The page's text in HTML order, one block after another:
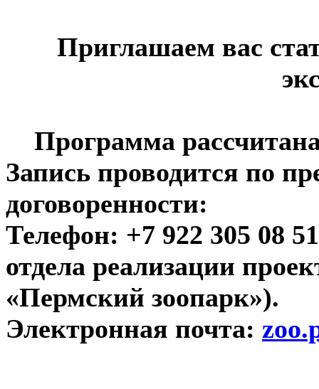
Приглашаем вас
Программа
Запись проводится по
договоренности:
Телефон: +7 922 305 08
отдела реализации
«Пермский зоопарк»).
Электронная почта: